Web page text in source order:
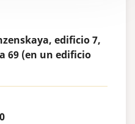
edificio 7,
69 (en un edificio